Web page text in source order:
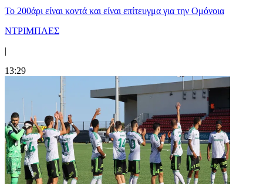
Το 200άρι είναι κοντά και είναι επίτευγμα για την Ομόνοια
ΝΤΡΙΜΠΛΕΣ
|
13:29